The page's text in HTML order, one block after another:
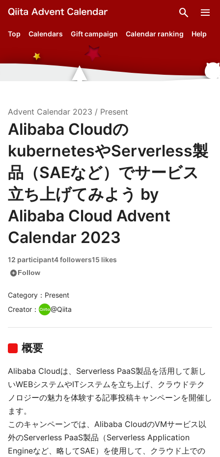
search menu
Top Calendars Gift campaign Calendar ranking Help
Advent Calendar 2023 / Present
Alibaba Cloudの
kubernetesやServerless製
品（SAEなど）でサービス
立ち上げてみよう by
Alibaba Cloud Advent
Calendar 2023
12 participant4 followers15 likes
add_circleFollow
Category：Present
Creator ： @Qiita
概要
Alibaba Cloudは、Serverless PaaS製品を活用して新し
いWEBシステムやITシステムを立ち上げ、クラウドテク
ノロジーの魅力を体験する記事投稿キャンペーンを開催し
ます。
このキャンペーンでは、Alibaba CloudのVMサービス以
外のServerless PaaS製品（Serverless Application
Engineなど、略してSAE）を使用して、クラウド上での